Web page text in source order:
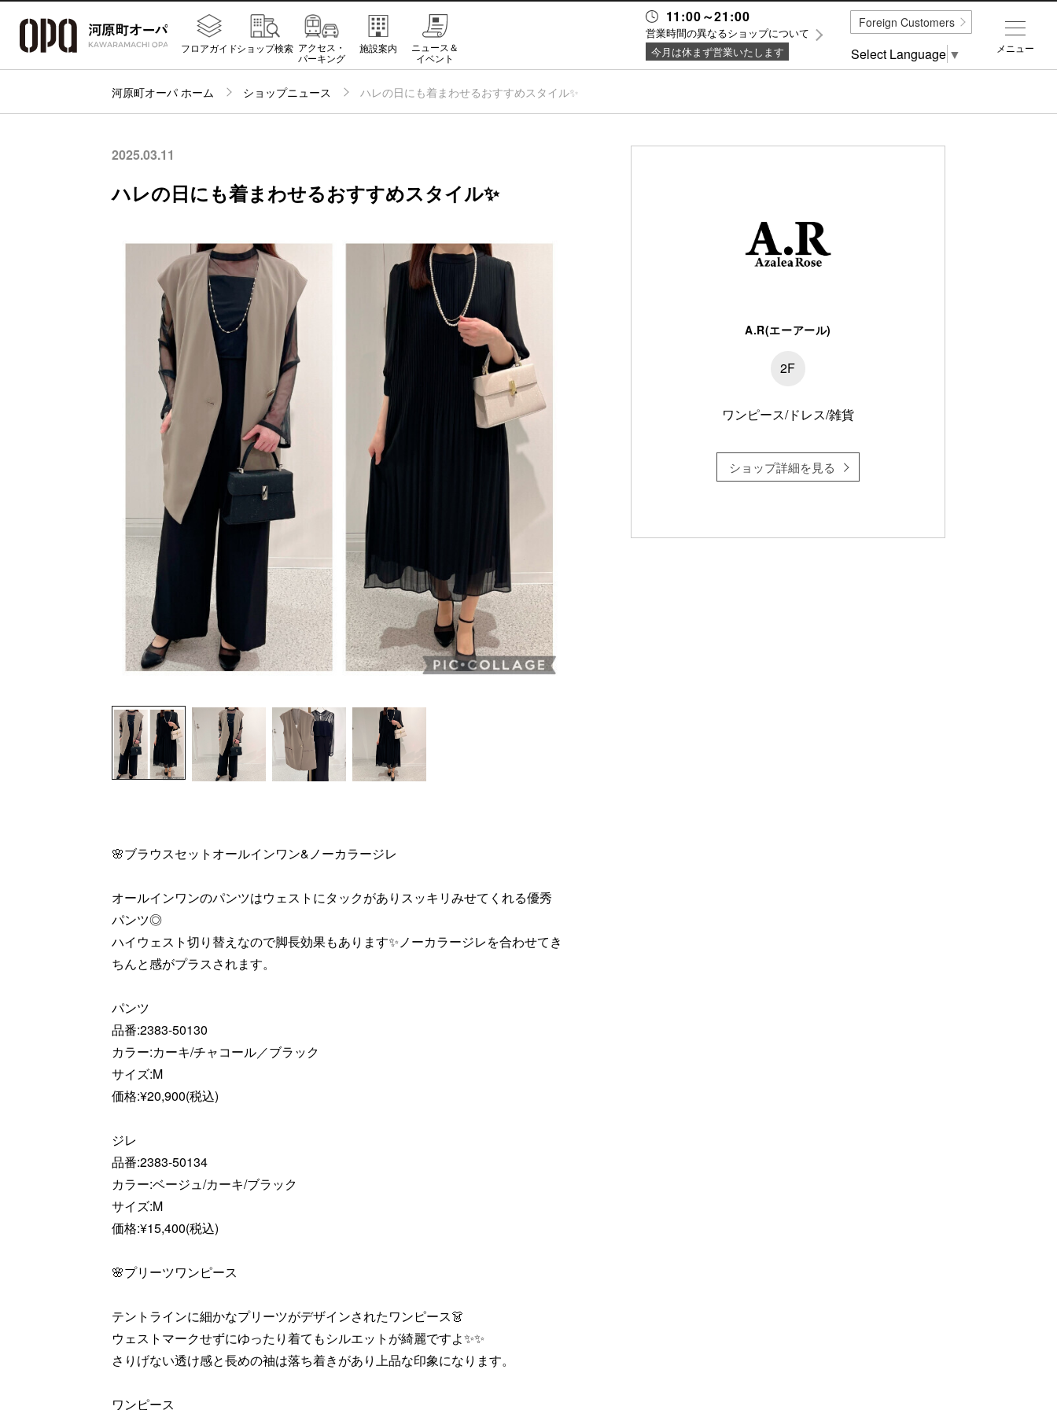
11:00～21:00
営業時間の異なるショップについて
今月は休まず営業いたします
フロアガイドショップ検索 アクセス・
パーキング
施設案内
ニュース＆
イベント
河原町オーパ ホーム ショップニュース ハレの日にも着まわせるおすすめスタイル✨
2025.03.11
ハレの日にも着まわせるおすすめスタイル✨
🌸ブラウスセットオールインワン&ノーカラージレ
オールインワンのパンツはウェストにタックがありスッキリみせてくれる優秀
パンツ◎
ハイウェスト切り替えなので脚長効果もあります✨ノーカラージレを合わせてき
ちんと感がプラスされます。
パンツ
品番:2383-50130
カラー:カーキ/チャコール／ブラック
サイズ:M
価格:¥20,900(税込)
ジレ
品番:2383-50134
カラー:ベージュ/カーキ/ブラック
サイズ:M
価格:¥15,400(税込)
🌸プリーツワンピース
テントラインに細かなプリーツがデザインされたワンピース👗
ウェストマークせずにゆったり着てもシルエットが綺麗ですよ✨✨
さりげない透け感と長めの袖は落ち着きがあり上品な印象になります。
ワンピース
A.R(エーアール)
2F
ワンピース/ドレス/雑貨
ショップ詳細を見る
メニュー
Foreign Customers
Select Language ▼